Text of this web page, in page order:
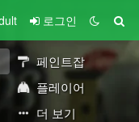
로그인
페인트잡
플레이어
더 보기